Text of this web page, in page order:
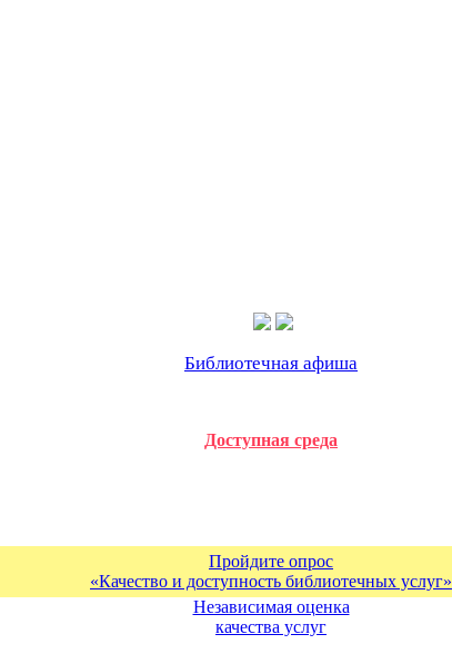
Библиотечная афиша
Доступная среда
Пройдите опрос
«Качество и доступность библиотечных услуг»
Независимая оценка
качества услуг